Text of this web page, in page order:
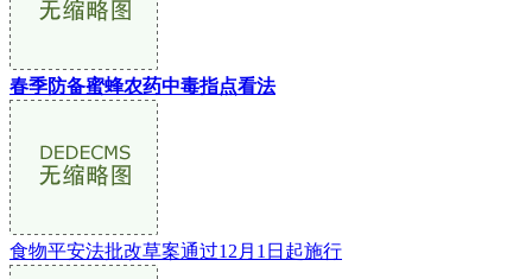
春季防备蜜蜂农药中毒指点看法
食物平安法批改草案通过12月1日起施行